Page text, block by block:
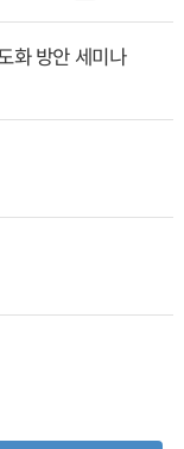
화 방안 세미나